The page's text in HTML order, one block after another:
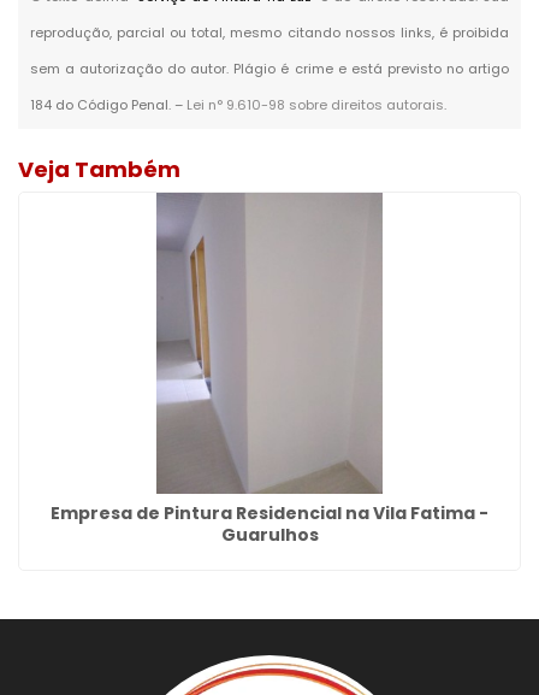
reprodução, parcial ou total, mesmo citando nossos links, é proibida
sem a autorização do autor. Plágio é crime e está previsto no artigo
184 do Código Penal. – Lei n° 9.610-98 sobre direitos autorais.
Veja Também
Empresa de Pintura Residencial na Vila Fatima -
Guarulhos